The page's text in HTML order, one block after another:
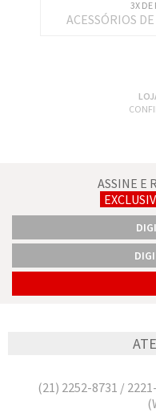
3X DE
ACESSÓRIOS
ASSINE E
(21) 2252-8731 /